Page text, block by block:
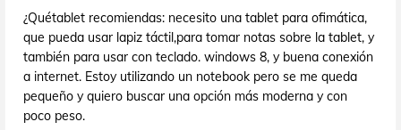
¿Quétablet recomiendas: necesito una tablet para ofimática,
que pueda usar lapiz táctil,para tomar notas sobre la tablet, y
también para usar con teclado. windows 8, y buena conexión
a internet. Estoy utilizando un notebook pero se me queda
pequeño y quiero buscar una opción más moderna y con
poco peso.